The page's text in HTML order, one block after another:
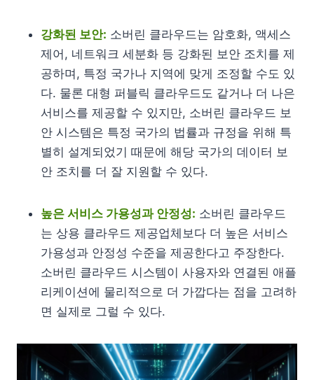
강화된 보안: 소버린 클라우드는 암호화, 액세스
제어, 네트워크 세분화 등 강화된 보안 조치를 제
공하며, 특정 국가나 지역에 맞게 조정할 수도 있
다. 물론 대형 퍼블릭 클라우드도 같거나 더 나은
서비스를 제공할 수 있지만, 소버린 클라우드 보
안 시스템은 특정 국가의 법률과 규정을 위해 특
별히 설계되었기 때문에 해당 국가의 데이터 보
안 조치를 더 잘 지원할 수 있다.
높은 서비스 가용성과 안정성: 소버린 클라우드
는 상용 클라우드 제공업체보다 더 높은 서비스
가용성과 안정성 수준을 제공한다고 주장한다.
소버린 클라우드 시스템이 사용자와 연결된 애플
리케이션에 물리적으로 더 가깝다는 점을 고려하
면 실제로 그럴 수 있다.